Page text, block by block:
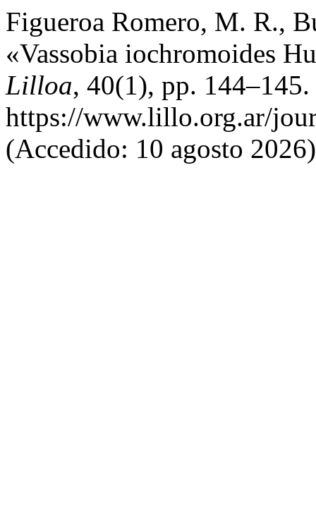
Figueroa Romero, M. R.,
«Vassobia iochromoides
Lilloa, 40(1), pp.
https://www.lillo.org.ar/
(Accedido: 10 agosto